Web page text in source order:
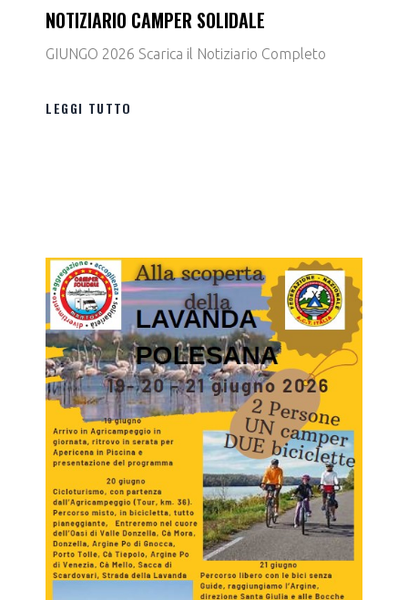
NOTIZIARIO CAMPER SOLIDALE
GIUNGO 2026 Scarica il Notiziario Completo
LEGGI TUTTO